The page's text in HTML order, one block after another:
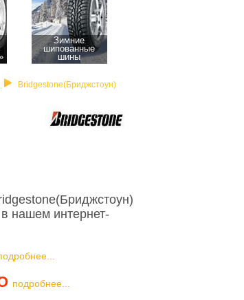
Зимние
шипованные
шины
Bridgestone(Бриджстоун)
нашем интернет-
подробнее...